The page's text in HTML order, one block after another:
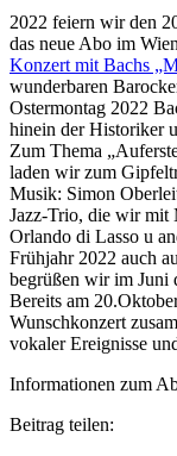
2022 feiern wir den
das neue Abo im
Konzert mit Bachs
wunderbaren
Ostermontag 2022
hinein der Historiker
Zum Thema
laden wir zum
Musik: Simon
Jazz-Trio, die wir mit
Orlando di Lasso u
Frühjahr 2022 auch
begrüßen wir im Juni
Bereits am
Wunschkonzert
vokaler Ereignisse
Informationen zum
Beitrag teilen: